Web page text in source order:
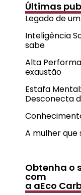
Últimas
Legado de
Inteligência
sabe
Alta
exaustão
Estafa
Desconecta
A mulher
Obtenha o
com
a aEco